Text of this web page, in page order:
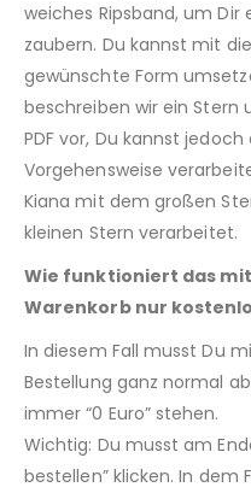
weiches Ripsband, um Dir
zaubern. Du kannst mit
gewünschte Form
beschreiben wir ein Stern
PDF vor, Du kannst
Vorgehensweise
Kiana mit dem großen
kleinen Stern verarbeitet.
Wie funktioniert das
Warenkorb nur
In diesem Fall musst Du
Bestellung ganz normal
immer “0 Euro” stehen.
Wichtig: Du musst am
bestellen” klicken. In dem